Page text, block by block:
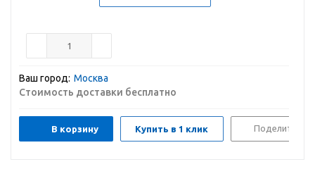
Ваш город: Москва
Стоимость доставки бесплатно
В корзину Купить в 1 клик Поделиться